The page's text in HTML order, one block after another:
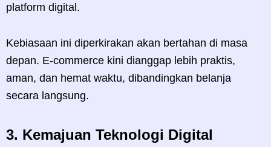
platform digital.
Kebiasaan ini diperkirakan akan bertahan di masa
depan. E-commerce kini dianggap lebih praktis,
aman, dan hemat waktu, dibandingkan belanja
secara langsung.
3. Kemajuan Teknologi Digital